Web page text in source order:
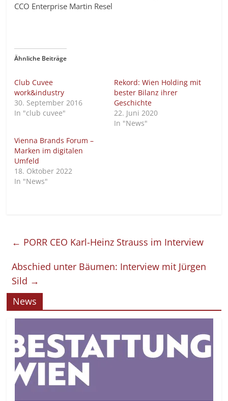
CCO Enterprise Martin Resel
Ähnliche Beiträge
Club Cuvee
work&industry
30. September 2016
In "club cuvee"
Rekord: Wien Holding mit
bester Bilanz ihrer
Geschichte
22. Juni 2020
In "News"
Vienna Brands Forum –
Marken im digitalen
Umfeld
18. Oktober 2022
In "News"
← PORR CEO Karl-Heinz Strauss im Interview
Abschied unter Bäumen: Interview mit Jürgen
Sild →
News